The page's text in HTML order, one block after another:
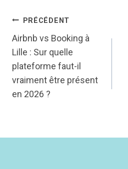
Navigation
de
l’article
PRÉCÉDENT
Airbnb vs Booking à
Lille : Sur quelle
plateforme faut-il
vraiment être présent
en 2026 ?